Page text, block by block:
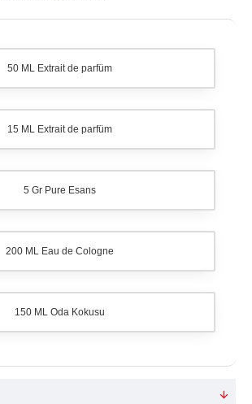
50 ML Extrait de parfüm
15 ML Extrait de parfüm
5 Gr Pure Esans
200 ML Eau de Cologne
150 ML Oda Kokusu